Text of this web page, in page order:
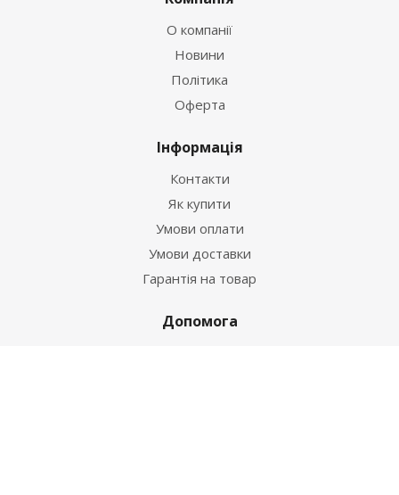
О компанії
Новини
Політика
Оферта
Інформація
Контакти
Як купити
Умови оплати
Умови доставки
Гарантія на товар
Допомога